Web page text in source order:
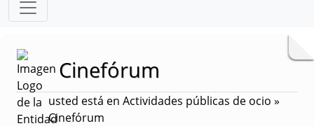
Cinefórum
usted está en Actividades públicas de ocio »
Cinefórum